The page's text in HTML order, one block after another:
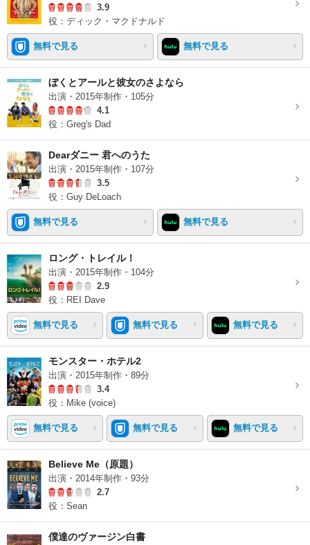
3.9
役：ディック・マクドナルド
無料で見る 無料で見る
ぼくとアールと彼女のさよなら
出演・2015年制作・105分
4.1
役：Greg's Dad
Dearダニー 君へのうた
出演・2015年制作・107分
3.5
役：Guy DeLoach
無料で見る 無料で見る
ロング・トレイル！
出演・2015年制作・104分
2.9
役：REI Dave
無料で見る 無料で見る 無料で見る
モンスター・ホテル2
出演・2015年制作・89分
3.4
役：Mike (voice)
無料で見る 無料で見る 無料で見る
Believe Me（原題）
出演・2014年制作・93分
2.7
役：Sean
僕達のヴァージン白書